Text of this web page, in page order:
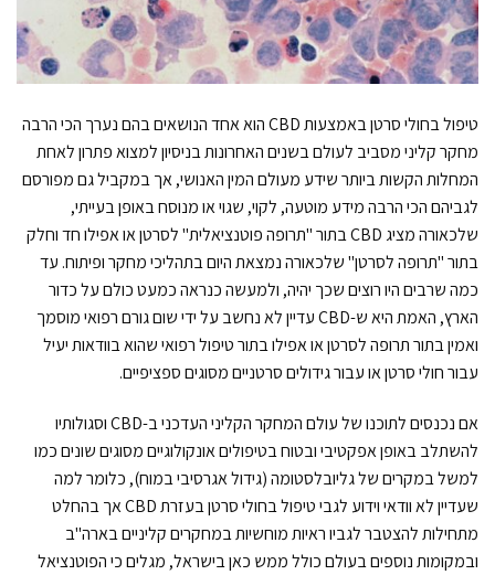
טיפול בחולי סרטן באמצעות CBD הוא אחד הנושאים בהם נערך הכי הרבה
מחקר קליני מסביב לעולם בשנים האחרונות בניסיון למצוא פתרון לאחת
המחלות הקשות ביותר שידע מעולם המין האנושי, אך במקביל גם מפורסם
לגביהם הכי הרבה מידע מוטעה, לקוי, שגוי או מנוסח באופן בעייתי,
שלכאורה מציג CBD בתור "תרופה פוטנציאלית" לסרטן או אפילו חד וחלק
בתור "תרופה לסרטן" שלכאורה נמצאת היום בתהליכי מחקר ופיתוח. עד
כמה שרבים היו רוצים שכך יהיה, ולמעשה כנראה כמעט כולם על כדור
הארץ, האמת היא ש-CBD עדיין לא נחשב על ידי שום גורם רפואי מוסמך
ואמין בתור תרופה לסרטן או אפילו בתור טיפול רפואי שהוא בוודאות יעיל
עבור חולי סרטן או עבור גידולים סרטניים מסוגים ספציפיים.
אם נכנסים לתוכנו של עולם המחקר הקליני העדכני ב-CBD וסגולותיו
להשתלב באופן אפקטיבי ובטוח בטיפולים אונקולוגיים מסוגים שונים כמו
למשל במקרים של גליובלסטומה (גידול אגרסיבי במוח), כלומר למה
שעדיין לא וודאי וידוע לגבי טיפול בחולי סרטן בעזרת CBD אך בהחלט
מתחילות להצטבר לגביו ראיות מוחשיות במחקרים קליניים בארה"ב
ובמקומות נוספים בעולם כולל ממש כאן בישראל, מגלים כי הפוטנציאל